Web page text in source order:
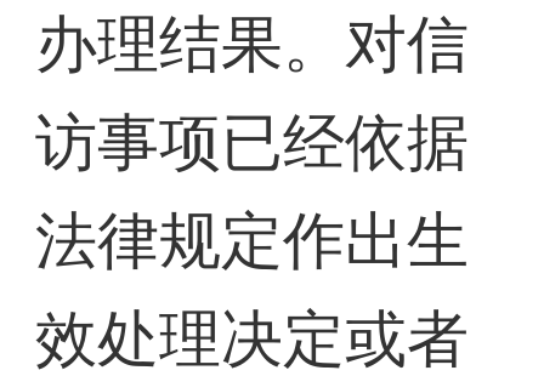
办理结果。对信
访事项已经依据
法律规定作出生
效处理决定或者